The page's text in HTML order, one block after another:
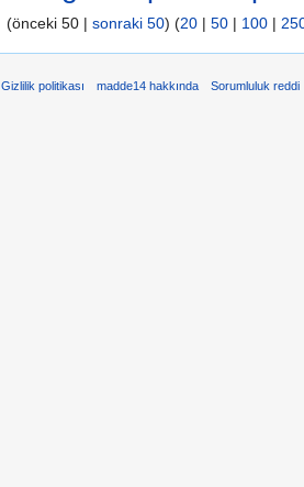
(önceki 50 | sonraki 50) (20 | 50 | 100 |
Gizlilik politikası madde14 hakkında Sorumluluk reddi